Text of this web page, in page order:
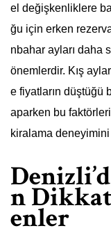
el değişkenliklere
ğu için erken
nbahar ayları daha
önemlerdir. Kış
e fiyatların düştüğü
aparken bu
kiralama
n
enler